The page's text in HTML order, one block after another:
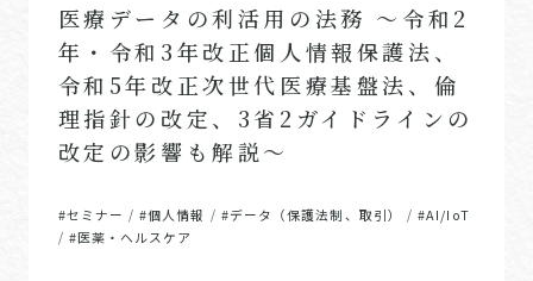
医療データの利活用の法務 ～令和2
年・令和3年改正個人情報保護法、
令和5年改正次世代医療基盤法、倫
理指針の改定、3省2ガイドラインの
改定の影響も解説～
#セミナー /#個人情報 / #データ（保護法制、取引） /#AI/IoT
/ #医薬・ヘルスケア